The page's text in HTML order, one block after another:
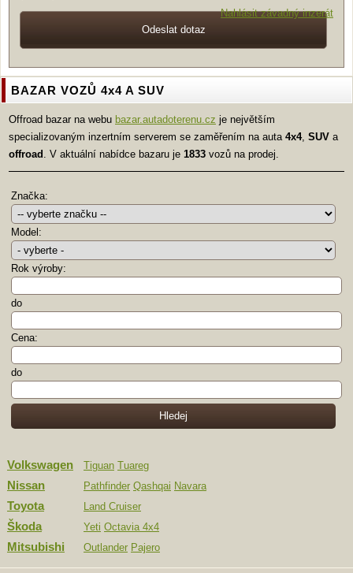
Nahlásit závadný inzerát
BAZAR VOZŮ 4x4 A SUV
Offroad bazar na webu bazar.autadoterenu.cz je největším
specializovaným inzertním serverem se zaměřením na auta 4x4, SUV a
offroad . V aktuální nabídce bazaru je 1833 vozů na prodej.
Značka:
Model:
Rok výroby:
do
Cena:
do
Volkswagen Tiguan Tuareg
Nissan Pathfinder Qashqai Navara
Toyota Land Cruiser
Škoda Yeti Octavia 4x4
Mitsubishi Outlander Pajero